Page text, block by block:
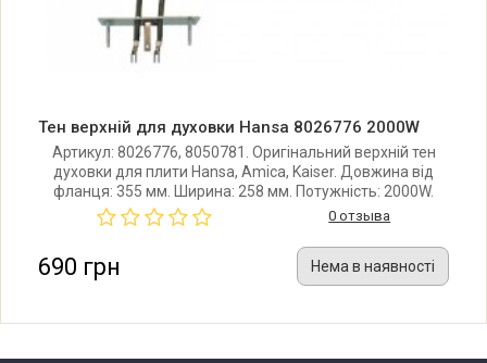
FCGW52009 54932
FCGW52024 54252
FCGW52027 54720
FCGW52054 55764
Тен верхній для духовки Hansa 8026776 2000W
Артикул: 8026776, 8050781. Оригінальний верхній тен
духовки для плити Hansa, Amica, Kaiser. Довжина від
фланця: 355 мм. Ширина: 258 мм. Потужність: 2000W.
Виробник: Backer (Польща).0 отзыва
690 грн Нема в наявності